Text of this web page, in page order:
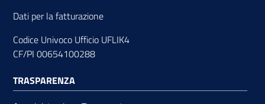
Dati per la fatturazione
Codice Univoco Ufficio UFLIK4
CF/PI 00654100288
TRASPARENZA